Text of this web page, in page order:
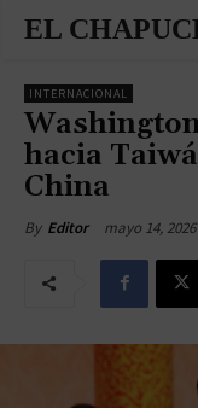
EL
INTERNACIONAL
hacia
China
By Editor mayo 14, 2026